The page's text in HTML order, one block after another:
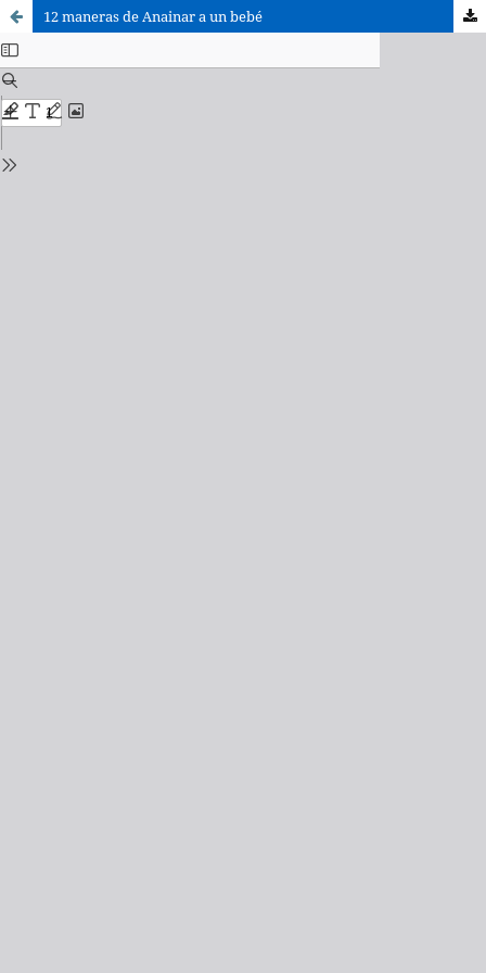
12 maneras de Anainar a un bebé